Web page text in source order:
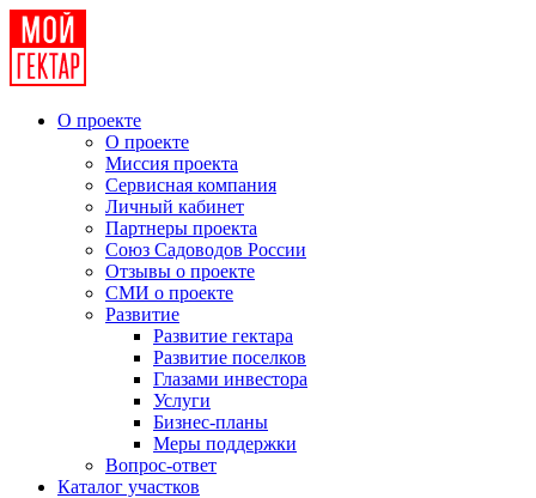
О проекте
О проекте
Миссия проекта
Сервисная компания
Личный кабинет
Партнеры проекта
Союз Садоводов России
Отзывы о проекте
СМИ о проекте
Развитие
Развитие гектара
Развитие поселков
Глазами инвестора
Услуги
Бизнес-планы
Меры поддержки
Вопрос-ответ
Каталог участков